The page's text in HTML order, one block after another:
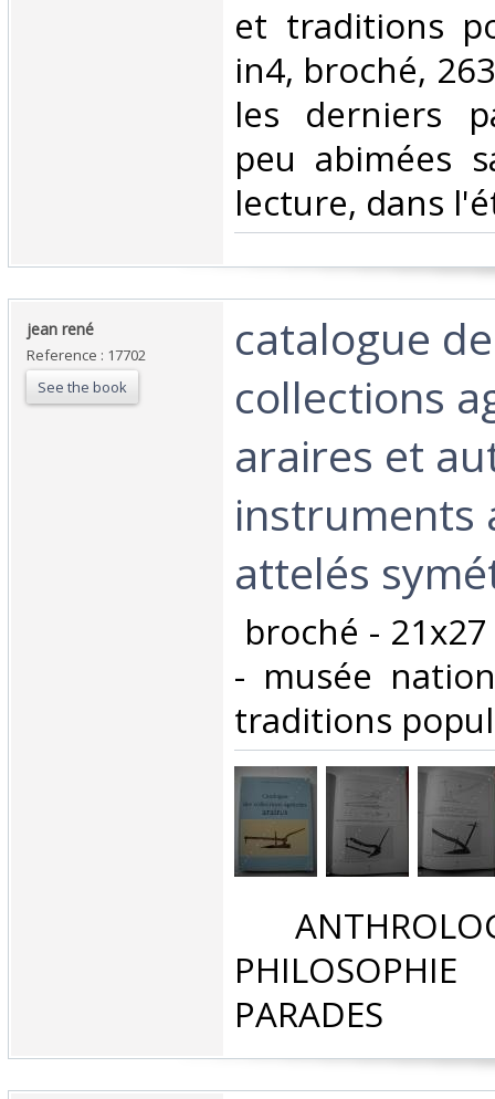
et traditions
in4, broché,
les derniers
peu abimées
lecture, dans
‎jean rené ‎
Reference : 17702
See the book
‎catalogue
collections
araires et
instruments
attelés
broché -
- musée
traditions
PHILOSOPHIE
PARADES‎